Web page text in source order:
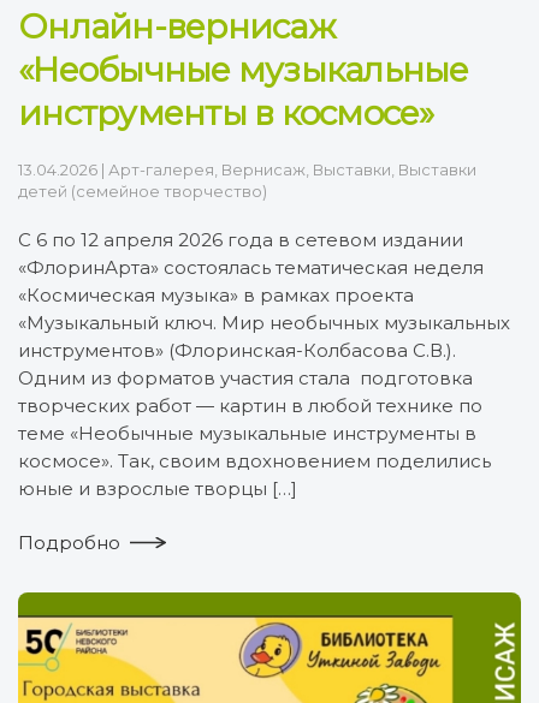
Онлайн-вернисаж
«Необычные музыкальные
инструменты в космосе»
13.04.2026 | Арт-галерея Вернисаж Выставки Выставки
детей (семейное творчество)
С 6 по 12 апреля 2026 года в сетевом издании
«ФлоринАрта» состоялась тематическая неделя
«Космическая музыка» в рамках проекта
«Музыкальный ключ. Мир необычных музыкальных
инструментов» (Флоринская-Колбасова С.В.).
Одним из форматов участия стала подготовка
творческих работ — картин в любой технике по
теме «Необычные музыкальные инструменты в
космосе». Так, своим вдохновением поделились
юные и взрослые творцы […]
Подробно